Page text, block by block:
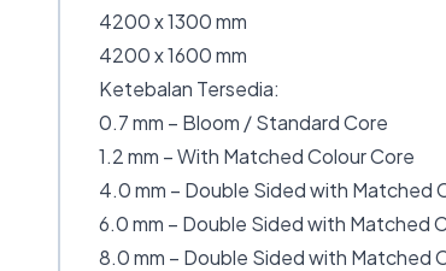
4200 x 1300 mm
4200 x 1600 mm
Ketebalan Tersedia:
0.7 mm – Bloom / Standard Core
1.2 mm – With Matched Colour Core
4.0 mm – Double Sided with Matched
6.0 mm – Double Sided with Matched
8.0 mm – Double Sided with Matched